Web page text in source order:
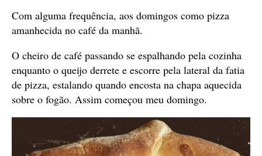
Com alguma frequência, aos domingos como pizza
amanhecida no café da manhã.
O cheiro de café passando se espalhando pela cozinha
enquanto o queijo derrete e escorre pela lateral da fatia
de pizza, estalando quando encosta na chapa aquecida
sobre o fogão. Assim começou meu domingo.